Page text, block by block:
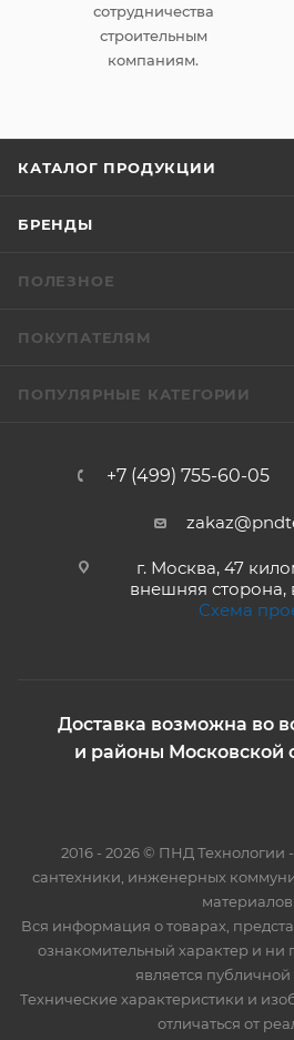
сотрудничества
строительным
компаниям.
КАТАЛОГ ПРОДУКЦИИ
БРЕНДЫ
ПОЛЕЗНОЕ
ПОКУПАТЕЛЯМ
ПОПУЛЯРНЫЕ КАТЕГОРИИ
+7 (499) 755-60-05
г. Москва, 47
внешняя сторона,
Схема
Доставка возможна во
и районы Московской
2016 - 2026 © ПНД Технологии
сантехники, инженерных
материалов.
Вся информация о товарах,
ознакомительный характер и ни
является публичной
Технические характеристики и
отличаться от